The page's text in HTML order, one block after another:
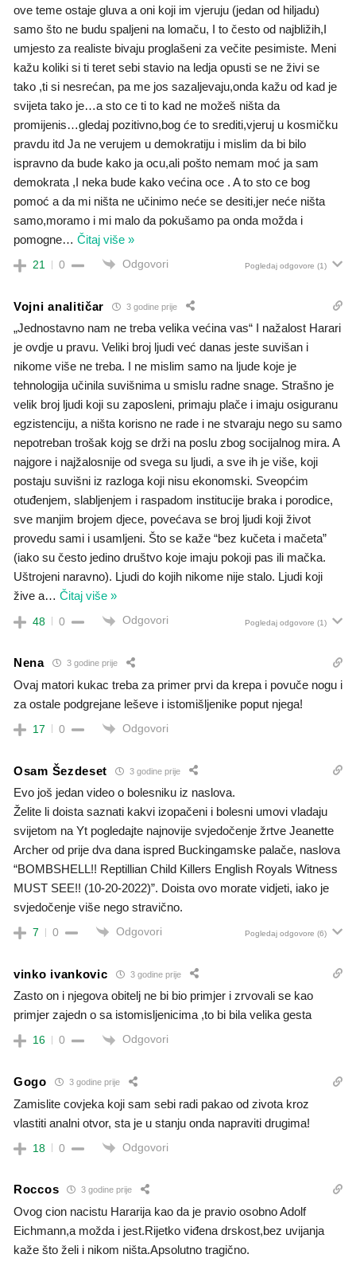
ove teme ostaje gluva a oni koji im vjeruju (jedan od hiljadu)
samo što ne budu spaljeni na lomaču, I to često od najbližih,I
umjesto za realiste bivaju proglašeni za večite pesimiste. Meni
kažu koliki si ti teret sebi stavio na ledja opusti se ne živi se
tako ,ti si nesrećan, pa me jos sazaljevaju,onda kažu od kad je
svijeta tako je…a sto ce ti to kad ne možeš ništa da
promijenis…gledaj pozitivno,bog će to srediti,vjeruj u kosmičku
pravdu itd Ja ne verujem u demokratiju i mislim da bi bilo
ispravno da bude kako ja ocu,ali pošto nemam moć ja sam
demokrata ,I neka bude kako većina oce . A to sto ce bog
pomoć a da mi ništa ne učinimo neće se desiti,jer neće ništa
samo,moramo i mi malo da pokušamo pa onda možda i
pomogne… Čitaj više »
21 0 Odgovori Pogledaj odgovore (1)
Vojni analitičar 3 godine prije
„Jednostavno nam ne treba velika većina vas“ I nažalost Harari
je ovdje u pravu. Veliki broj ljudi već danas jeste suvišan i
nikome više ne treba. I ne mislim samo na ljude koje je
tehnologija učinila suvišnima u smislu radne snage. Strašno je
velik broj ljudi koji su zaposleni, primaju plače i imaju osiguranu
egzistenciju, a ništa korisno ne rade i ne stvaraju nego su samo
nepotreban trošak kojg se drži na poslu zbog socijalnog mira. A
najgore i najžalosnije od svega su ljudi, a sve ih je više, koji
postaju suvišni iz razloga koji nisu ekonomski. Sveopćim
otuđenjem, slabljenjem i raspadom institucije braka i porodice,
sve manjim brojem djece, povećava se broj ljudi koji život
provedu sami i usamljeni. Što se kaže “bez kučeta i mačeta”
(iako su često jedino društvo koje imaju pokoji pas ili mačka.
Uštrojeni naravno). Ljudi do kojih nikome nije stalo. Ljudi koji
žive a… Čitaj više »
48 0 Odgovori Pogledaj odgovore (1)
Nena 3 godine prije
Ovaj matori kukac treba za primer prvi da krepa i povuče nogu i
za ostale podgrejane leševe i istomišljenike poput njega!
17 0 Odgovori
Osam Šezdeset 3 godine prije
Evo još jedan video o bolesniku iz naslova.
Želite li doista saznati kakvi izopačeni i bolesni umovi vladaju
svijetom na Yt pogledajte najnovije svjedočenje žrtve Jeanette
Archer od prije dva dana ispred Buckingamske palače, naslova
“BOMBSHELL!! Reptillian Child Killers English Royals Witness
MUST SEE!! (10-20-2022)”. Doista ovo morate vidjeti, iako je
svjedočenje više nego stravično.
7 0 Odgovori Pogledaj odgovore (6)
vinko ivankovic 3 godine prije
Zasto on i njegova obitelj ne bi bio primjer i zrvovali se kao
primjer zajedn o sa istomisljenicima ,to bi bila velika gesta
16 0 Odgovori
Gogo 3 godine prije
Zamislite covjeka koji sam sebi radi pakao od zivota kroz
vlastiti analni otvor, sta je u stanju onda napraviti drugima!
18 0 Odgovori
Roccos 3 godine prije
Ovog cion nacistu Hararija kao da je pravio osobno Adolf
Eichmann,a možda i jest.Rijetko viđena drskost,bez uvijanja
kaže što želi i nikom ništa.Apsolutno tragično.